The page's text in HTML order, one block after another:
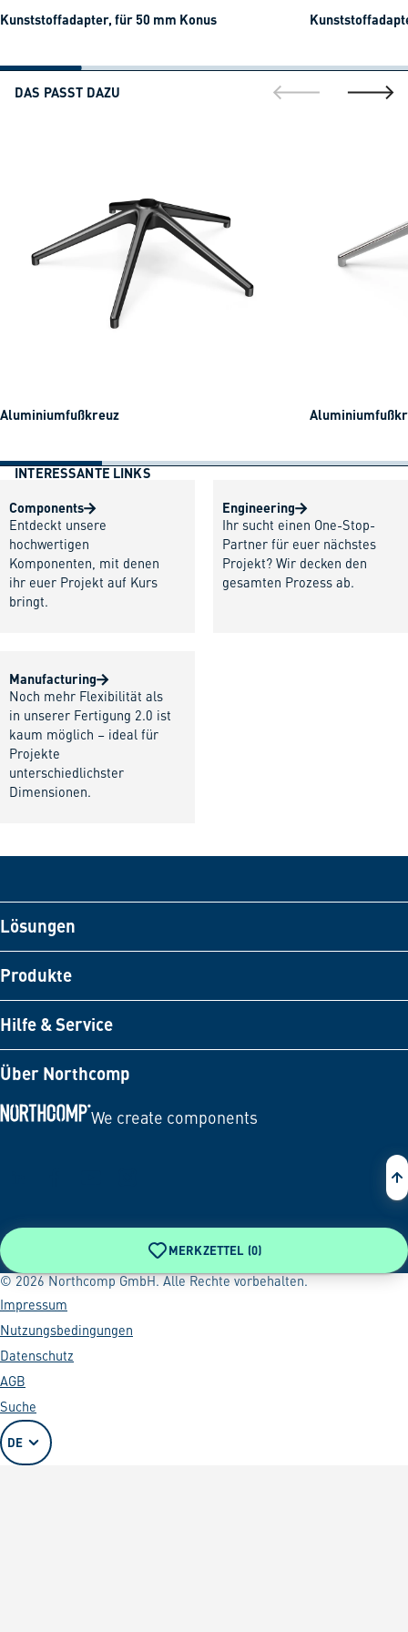
Kunststoffadapter, für 50 mm Konus
DAS PASST DAZU
gehe zur gehe
Aluminiumfußkreuz
INTERESSANTE LINKS
Components
Entdeckt unsere
hochwertigen
Komponenten, mit denen
ihr euer Projekt auf Kurs
bringt.
Engineering
Ihr sucht einen One-Stop-
Partner für euer nächstes
Projekt? Wir decken den
gesamten Prozess ab.
Manufacturing
Noch mehr Flexibilität als
in unserer Fertigung 2.0 ist
kaum möglich – ideal für
Projekte
unterschiedlichster
Dimensionen.
Lösungen
Produkte
Hilfe & Service
Über Northcomp
We create components
MERKZETTEL (0)
© 2026 Northcomp GmbH. Alle Rechte vorbehalten.
Impressum
Nutzungsbedingungen
Datenschutz
AGB
Suche
DE